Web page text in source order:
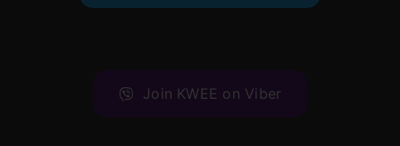
Join KWEE on Viber